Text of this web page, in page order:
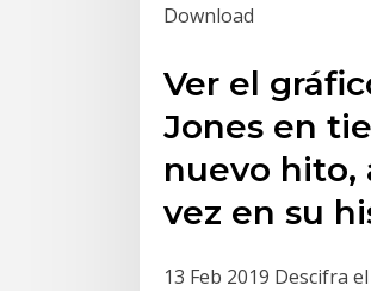
Download
Ver el
Jones en
nuevo hito,
vez en su
13 Feb 2019 Descifra